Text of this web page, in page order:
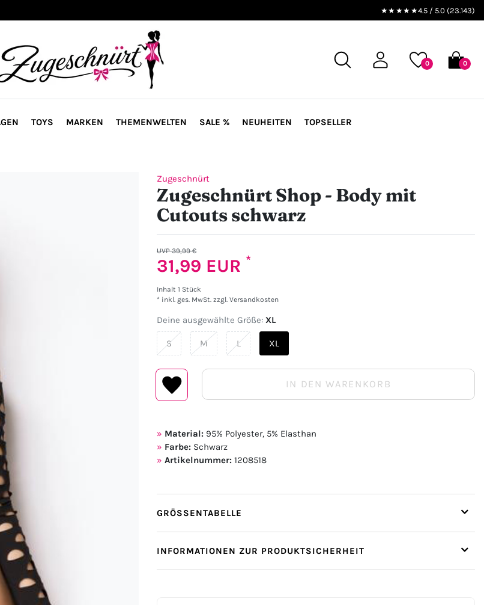
★★★★★4.5 / 5.0 (23.143)
0 0
TOYS MARKEN THEMENWELTEN SALE % NEUHEITEN TOPSELLER
Zugeschnürt
Zugeschnürt Shop - Body mit
Cutouts schwarz
UVP 39,99 €
31,99 EUR *
Inhalt 1 Stück
* inkl. ges. MwSt. zzgl. Versandkosten
Deine ausgewählte Größe: XL
S M L XL
IN DEN WARENKORB
Material: 95% Polyester, 5% Elasthan
Farbe: Schwarz
Artikelnummer: 1208518
GRÖSSENTABELLE
INFORMATIONEN ZUR PRODUKTSICHERHEIT